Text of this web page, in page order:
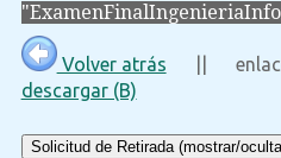
Volver atrás || enlace
descargar (B)
Solicitud de Retirada (mostrar/